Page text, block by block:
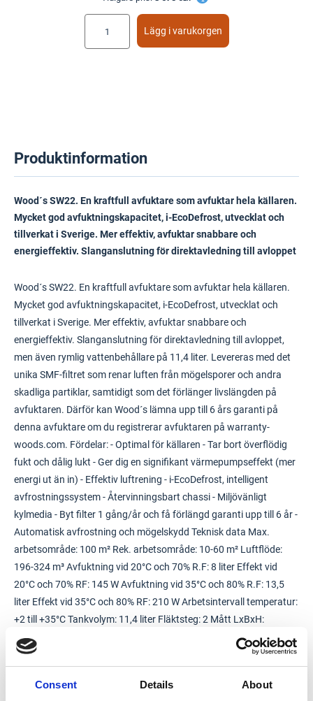
Consent Details About
Lägg i varukorgen
Produktinformation
Wood´s SW22. En kraftfull avfuktare som avfuktar hela källaren.
Mycket god avfuktningskapacitet, i-EcoDefrost, utvecklat och
tillverkat i Sverige. Mer effektiv, avfuktar snabbare och
energieffektiv. Slanganslutning för direktavledning till avloppet
Wood´s SW22. En kraftfull avfuktare som avfuktar hela källaren.
Mycket god avfuktningskapacitet, i-EcoDefrost, utvecklat och
tillverkat i Sverige. Mer effektiv, avfuktar snabbare och
energieffektiv. Slanganslutning för direktavledning till avloppet,
men även rymlig vattenbehållare på 11,4 liter. Levereras med det
unika SMF-filtret som renar luften från mögelsporer och andra
skadliga partiklar, samtidigt som det förlänger livslängden på
avfuktaren. Därför kan Wood´s lämna upp till 6 års garanti på
denna avfuktare om du registrerar avfuktaren på warranty-
woods.com. Fördelar: - Optimal för källaren - Tar bort överflödig
fukt och dålig lukt - Ger dig en signifikant värmepumpseffekt (mer
energi ut än in) - Effektiv luftrening - i-EcoDefrost, intelligent
avfrostningssystem - Återvinningsbart chassi - Miljövänligt
kylmedia - Byt filter 1 gång/år och få förlängd garanti upp till 6 år -
Automatisk avfrostning och mögelskydd Teknisk data Max.
arbetsområde: 100 m² Rek. arbetsområde: 10-60 m² Luftflöde:
196-324 m³ Avfuktning vid 20°C och 70% R.F: 8 liter Effekt vid
20°C och 70% RF: 145 W Avfuktning vid 35°C och 80% R.F: 13,5
liter Effekt vid 35°C och 80% RF: 210 W Arbetsintervall temperatur:
+2 till +35°C Tankvolym: 11,4 liter Fläktsteg: 2 Mått LxBxH:
495x345x527 mm Vikt: 18,5 kg Ljudnivå: 35-56 dB Kylmedia,
freonfritt: R290 IP-klass: IP21